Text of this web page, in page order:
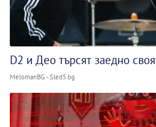
D2 и Део търсят заедно
MelomanBG - Sled5.bg